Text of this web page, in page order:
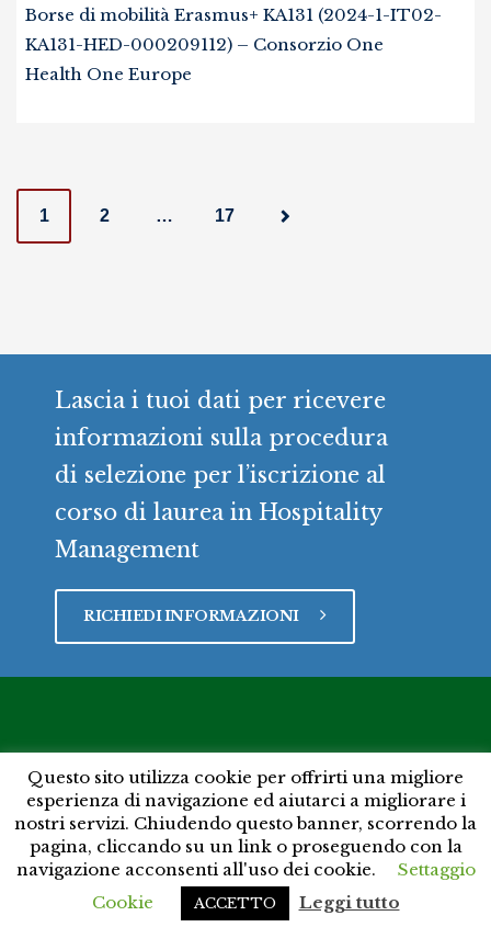
Borse di mobilità Erasmus+ KA131 (2024-1-IT02-
KA131-HED-000209112) – Consorzio One
Health One Europe
P
o
t
g
t
i
o
1 2 … 17
Lascia i tuoi dati per ricevere
informazioni sulla procedura
di selezione per l’iscrizione al
corso di laurea in Hospitality
Management
RICHIEDI INFORMAZIONI
Copyright © Università degli Studi di Napoli Federico II -
Corso Umberto I 40 - 80138 Napoli - Tel. +39 081 2531111
contactcenter@unina.it - C.F. 00876220633 - IBAN
IT19D0306903496100000046046 - PEC: ateneo@pec.unina.it
Questo sito utilizza cookie per offrirti una migliore
esperienza di navigazione ed aiutarci a migliorare i
nostri servizi. Chiudendo questo banner, scorrendo la
pagina, cliccando su un link o proseguendo con la
navigazione acconsenti all'uso dei cookie.
Settaggio
Cookie
ACCETTO Leggi tutto